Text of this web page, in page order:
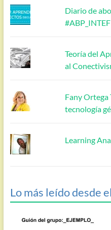
Diario de
#ABP_INTEF
Teoría del
al
Fany Ortega
tecnología
Learning
Lo más leído desde